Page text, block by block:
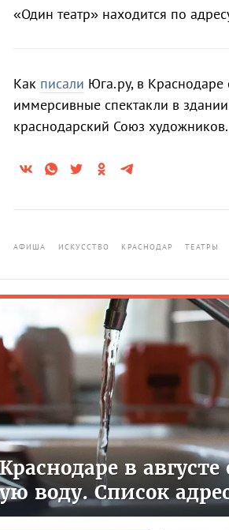
«Один театр» находится по
Как писали Юга.ру, в
иммерсивные спектакли в
краснодарский Союз художников.
АФИША ИСКУССТВО КРАСНОДАР ТЕАТРЫ
в
воду. Список